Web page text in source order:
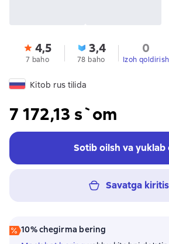
4,5
7 baho
3,4
78 baho
0
Izoh qoldirish
Kitob rus tilida
7 172,13 s`om
Sotib oilsh va yuklab
Savatga
10% chegirma bering